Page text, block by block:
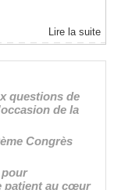
Lire la suite
questions de
de la
Congrès
pour
patient au cœur